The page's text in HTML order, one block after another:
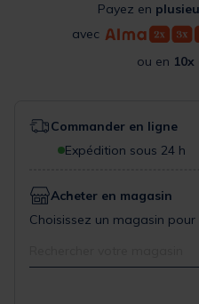
Payez en
avec
ou en 10x
Commander en ligne
Expédition sous 24 h
Acheter en magasin
Choisissez un magasin